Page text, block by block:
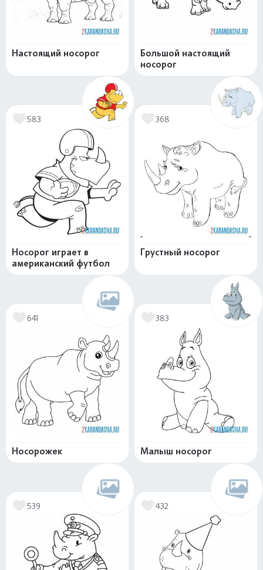
Настоящий носорог
Большой настоящий
носорог
583
Носорог играет в
американский футбол
368
Грустный носорог
641
Носорожек
383
Малыш носорог
539 432